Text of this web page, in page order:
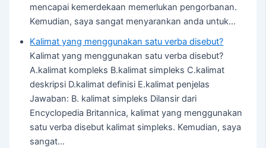
mencapai kemerdekaan memerlukan pengorbanan.
Kemudian, saya sangat menyarankan anda untuk…
Kalimat yang menggunakan satu verba disebut?
Kalimat yang menggunakan satu verba disebut?
A.kalimat kompleks B.kalimat simpleks C.kalimat
deskripsi D.kalimat definisi E.kalimat penjelas
Jawaban: B. kalimat simpleks Dilansir dari
Encyclopedia Britannica, kalimat yang menggunakan
satu verba disebut kalimat simpleks. Kemudian, saya
sangat…